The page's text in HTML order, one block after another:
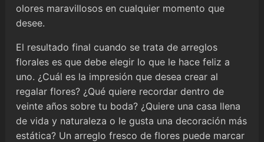
olores maravillosos en cualquier momento que
desee.
El resultado final cuando se trata de arreglos
florales es que debe elegir lo que le hace feliz a
uno. ¿Cuál es la impresión que desea crear al
regalar flores? ¿Qué quiere recordar dentro de
veinte años sobre tu boda? ¿Quiere una casa llena
de vida y naturaleza o le gusta una decoración más
estática? Un arreglo fresco de flores puede marcar